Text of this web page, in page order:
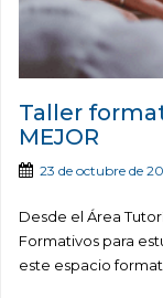
Taller
MEJOR
23 de octubre de
Desde el Área
Formativos para
este espacio